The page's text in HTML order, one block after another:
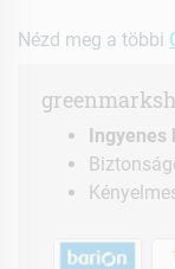
Nézd meg a többi
Ingyenes